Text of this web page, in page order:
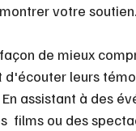
votre soutien.
de mieux
d'écouter leurs
assistant à des
films ou des